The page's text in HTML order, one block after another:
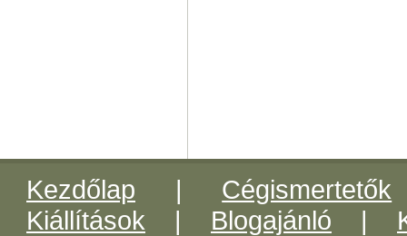
Kezdőlap | Cégismertetők
Kiállítások | Blogajánló |